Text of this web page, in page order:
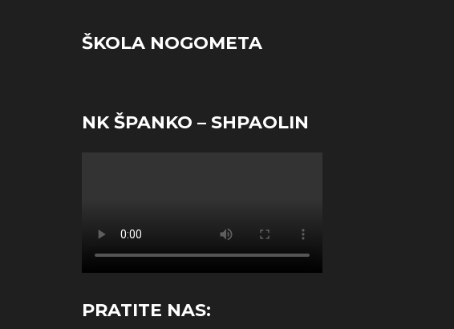
ŠKOLA NOGOMETA
NK ŠPANKO – SHPAOLIN
PRATITE NAS: